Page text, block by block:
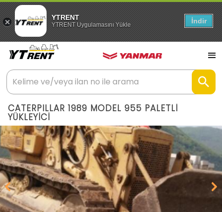
YTRENT
YTRENT Uygulamasını Yükle İndir
CATERPILLAR 1989 MODEL 955 PALETLİ
YÜKLEYİCİ